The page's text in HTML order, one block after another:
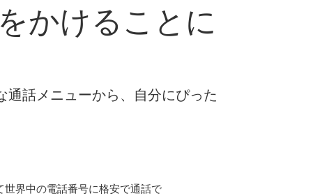
かけることに
話メニューから、自分にぴった
界中の電話番号に格安で通話で